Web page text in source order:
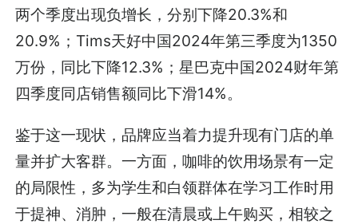
两个季度出现负增长，分别下降20.3%和
20.9%；Tims天好中国2024年第三季度为1350
万份，同比下降12.3%；星巴克中国2024财年第
四季度同店销售额同比下滑14%。
鉴于这一现状，品牌应当着力提升现有门店的单
量并扩大客群。一方面，咖啡的饮用场景有一定
的局限性，多为学生和白领群体在学习工作时用
于提神、消肿，一般在清晨或上午购买，相较之